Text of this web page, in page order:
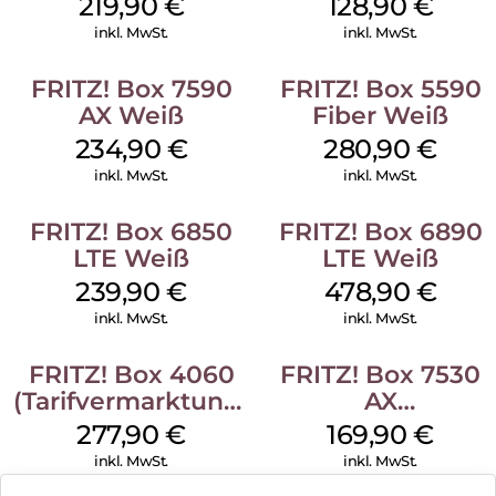
inkl. MwSt. inkl. MwSt.
FRITZ! Box 7590
AX Weiß
234,90 €
inkl. MwSt.
FRITZ! Box 5590
Fiber Weiß
280,90€
inkl. MwSt.
FRITZ! Box 6850
LTE Weiß
239,90€
inkl. MwSt.
FRITZ! Box 6890
LTE Weiß
478,90 €
inkl. MwSt.
FRITZ! Box 4060
(Tarifvermarktung)
Weiß
277,90€
inkl. MwSt.
FRITZ! Box 7530
AX
Weiß
169,90€
inkl. MwSt.